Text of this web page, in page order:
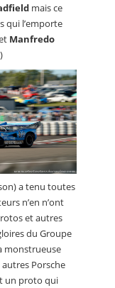
mais ce
qui l’emporte
Manfredo
a tenu toutes
n’en n’ont
et autres
du Groupe
monstrueuse
Porsche
un proto qui